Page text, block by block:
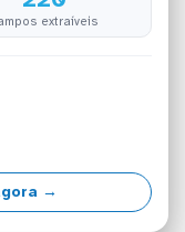
extraíveis
→